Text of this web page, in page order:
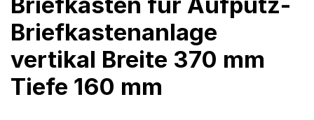
Briefkastenanlage
vertikal Breite 370 mm
Tiefe 160 mm